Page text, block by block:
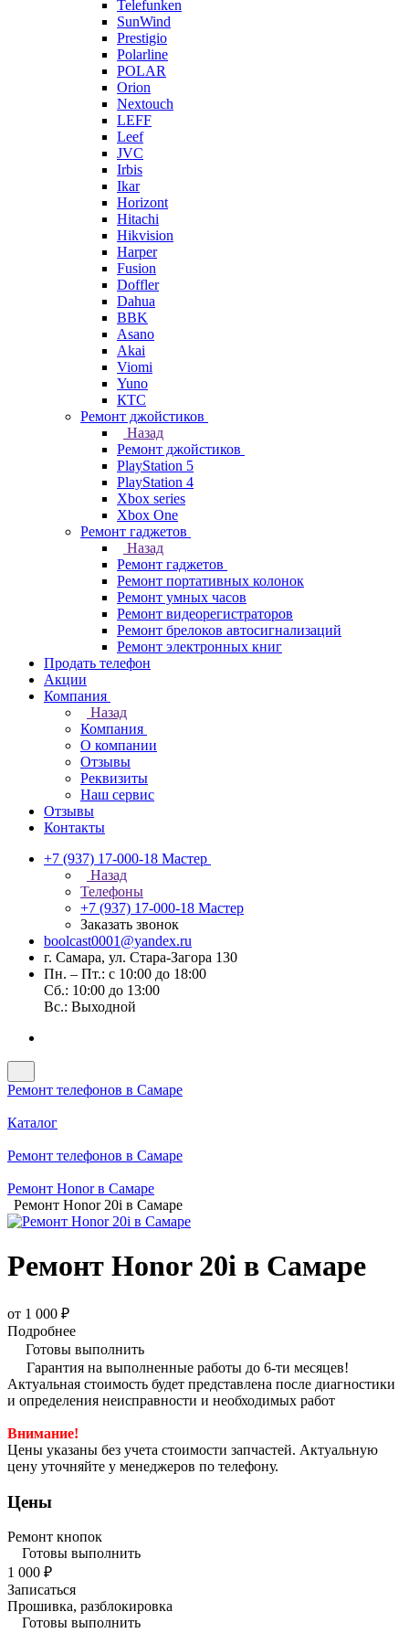
Telefunken
SunWind
Prestigio
Polarline
POLAR
Orion
Nextouch
LEFF
Leef
JVC
Irbis
Ikar
Horizont
Hitachi
Hikvision
Harper
Fusion
Doffler
Dahua
BBK
Asano
Akai
Viomi
Yuno
КТС
Ремонт джойстиков
Назад
Ремонт джойстиков
PlayStation 5
PlayStation 4
Xbox series
Xbox One
Ремонт гаджетов
Назад
Ремонт гаджетов
Ремонт портативных колонок
Ремонт умных часов
Ремонт видеорегистраторов
Ремонт брелоков автосигнализаций
Ремонт электронных книг
Продать телефон
Акции
Компания
Назад
Компания
О компании
Отзывы
Реквизиты
Наш сервис
Отзывы
Контакты
+7 (937) 17-000-18 Мастер
Назад
Телефоны
+7 (937) 17-000-18 Мастер
Заказать звонок
boolcast0001@yandex.ru
г. Самара, ул. Стара-Загора 130
Пн. – Пт.: с 10:00 до 18:00
Сб.: 10:00 до 13:00
Вс.: Выходной
Ремонт телефонов в Самаре
Каталог
Ремонт телефонов в Самаре
Ремонт Honor в Самаре
Ремонт Honor 20i в Самаре
Ремонт Honor 20i в Самаре
от 1 000 ₽
Подробнее
Готовы выполнить
Гарантия на выполненные работы до 6-ти месяцев!
Актуальная стоимость будет представлена после диагностики
и определения неисправности и необходимых работ
Внимание!
Цены указаны без учета стоимости запчастей. Актуальную
цену уточняйте у менеджеров по телефону.
Цены
Ремонт кнопок
Готовы выполнить
1 000 ₽
Записаться
Прошивка, разблокировка
Готовы выполнить